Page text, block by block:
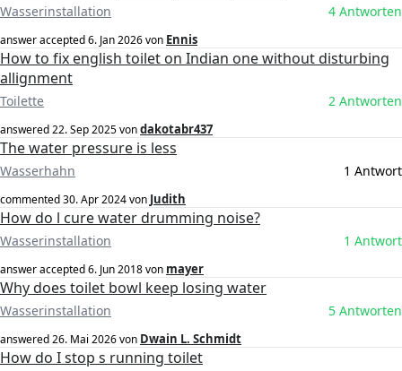
Wasserinstallation 4 Antworten
answer accepted6. Jan 2026von Ennis
How to fix english toilet on Indian one without disturbing
allignment
Toilette 2 Antworten
answered22. Sep 2025vondakotabr437
The water pressure is less
Wasserhahn 1 Antwort
commented30. Apr 2024von Judith
How do l cure water drumming noise?
Wasserinstallation 1 Antwort
answer accepted6. Jun 2018von mayer
Why does toilet bowl keep losing water
Wasserinstallation 5 Antworten
answered26. Mai 2026von Dwain L. Schmidt
How do I stop s running toilet